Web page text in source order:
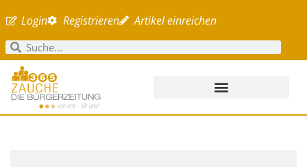
Login Registrieren Artikel einreichen